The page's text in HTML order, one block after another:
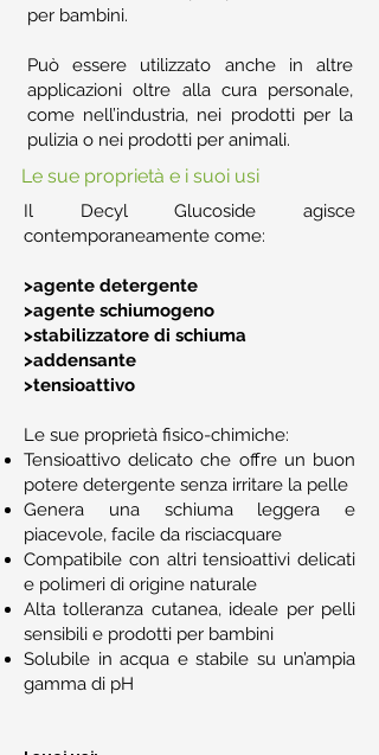
per bambini.
Può essere utilizzato anche in altre
applicazioni oltre alla cura personale,
come nell’industria, nei prodotti per la
pulizia o nei prodotti per animali.
Le sue proprietà e i suoi usi
Il Decyl Glucoside agisce
contemporaneamente come:
>agente detergente
>agente schiumogeno
>stabilizzatore di schiuma
>addensante
>tensioattivo
Le sue proprietà fisico-chimiche:
Tensioattivo delicato che offre un buon
potere detergente senza irritare la pelle
Genera una schiuma leggera e
piacevole, facile da risciacquare
Compatibile con altri tensioattivi delicati
e polimeri di origine naturale
Alta tolleranza cutanea, ideale per pelli
sensibili e prodotti per bambini
Solubile in acqua e stabile su un’ampia
gamma di pH